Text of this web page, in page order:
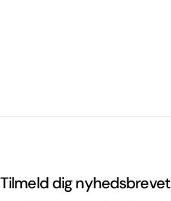
Tilmeld dig nyhedsbrevet